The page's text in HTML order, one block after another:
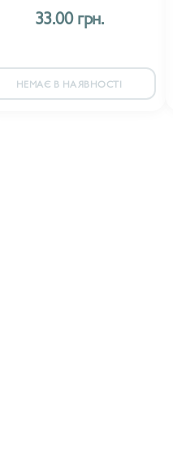
33.00 грн.
НЕМАЄ В НАЯВНОСТІ